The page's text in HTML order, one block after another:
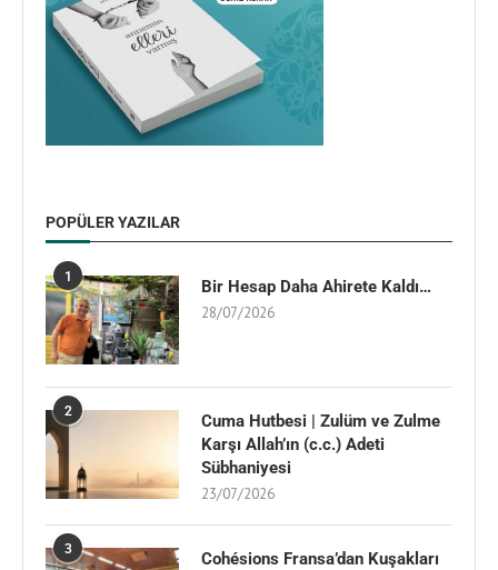
POPÜLER YAZILAR
1 Bir Hesap Daha Ahirete Kaldı…
28/07/2026
2
Cuma Hutbesi | Zulüm ve Zulme
Karşı Allah’ın (c.c.) Adeti
Sübhaniyesi
23/07/2026
3
Cohésions Fransa’dan Kuşakları